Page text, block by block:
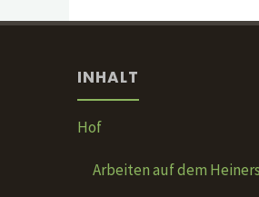
INHALT
Hof
Arbeiten auf dem